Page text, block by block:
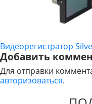
НАВИГАЦИЯ
ПО
ЗАПИСЯМ
Видеорегистратор
Добавить
Для отправки
авторизоваться.